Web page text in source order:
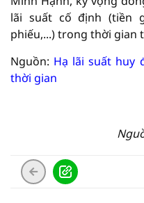
lãi suất cố định (tiền
phiếu,...) trong thời gian
Nguồn: Hạ lãi suất huy
thời gian